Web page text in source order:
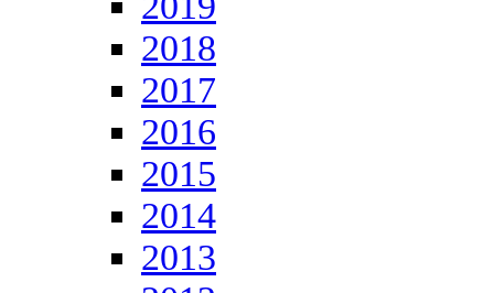
2018
2017
2016
2015
2014
2013